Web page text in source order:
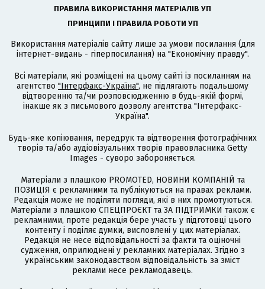
ПРАВИЛА ВИКОРИСТАННЯ МАТЕРІАЛІВ УП
ПРИНЦИПИ І ПРАВИЛА РОБОТИ УП
Використання матеріалів сайту лише за умови посилання (для
інтернет-видань - гіперпосилання) на "Економічну правду".
Всі матеріали, які розміщені на цьому сайті із посиланням на
агентство "Інтерфакс-Україна", не підлягають подальшому
відтворенню та/чи розповсюдженню в будь-якій формі,
інакше як з письмового дозволу агентства "Інтерфакс-
Україна".
Будь-яке копіювання, передрук та відтворення фотографічних
творів та/або аудіовізуальних творів правовласника Getty
Images - суворо забороняється.
Матеріали з плашкою PROMOTED, НОВИНИ КОМПАНІЙ та
ПОЗИЦІЯ є рекламними та публікуються на правах реклами.
Редакція може не поділяти погляди, які в них промотуються.
Матеріали з плашкою СПЕЦПРОЄКТ та ЗА ПІДТРИМКИ також є
рекламними, проте редакція бере участь у підготовці цього
контенту і поділяє думки, висловлені у цих матеріалах.
Редакція не несе відповідальності за факти та оціночні
судження, оприлюднені у рекламних матеріалах. Згідно з
українським законодавством відповідальність за зміст
реклами несе рекламодавець.